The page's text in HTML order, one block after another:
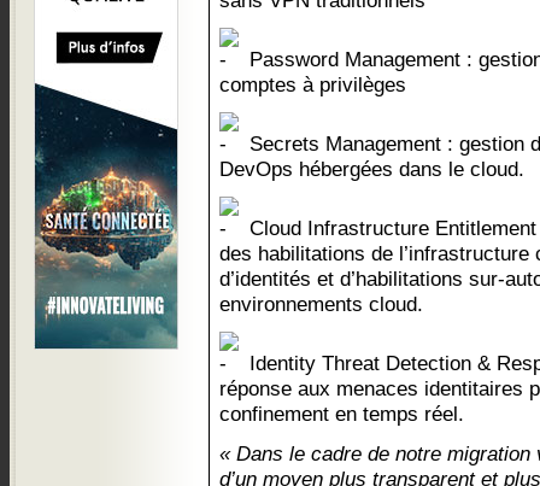
Password Management :
comptes à privilèges
Secrets Management : gestion
DevOps hébergées dans le cloud.
Cloud Infrastructure
des habilitations de
d’identités et d’habilitations sur-
environnements cloud.
Identity Threat Detection &
réponse aux menaces identitaires
confinement en temps réel.
« Dans le cadre de notre
d’un moyen plus transparent et